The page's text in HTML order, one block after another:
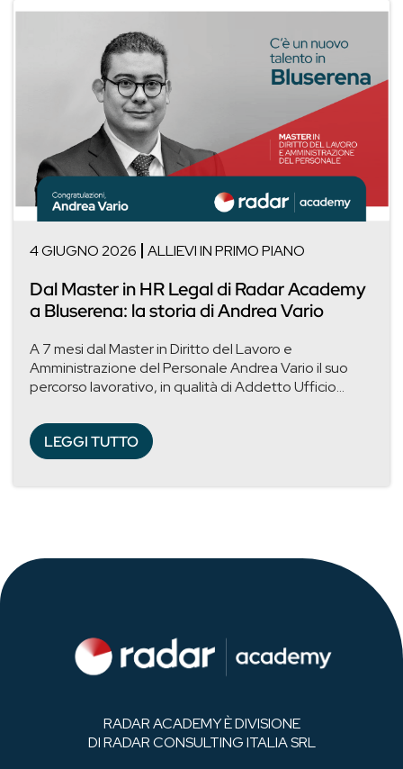
4 GIUGNO 2026 ALLIEVI IN PRIMO PIANO
Dal Master in HR Legal di Radar Academy
a Bluserena: la storia di Andrea Vario
A 7 mesi dal Master in Diritto del Lavoro e
Amministrazione del Personale Andrea Vario il suo
percorso lavorativo, in qualità di Addetto Ufficio...
LEGGI TUTTO
RADAR ACADEMY È DIVISIONE
DI RADAR CONSULTING ITALIA SRL